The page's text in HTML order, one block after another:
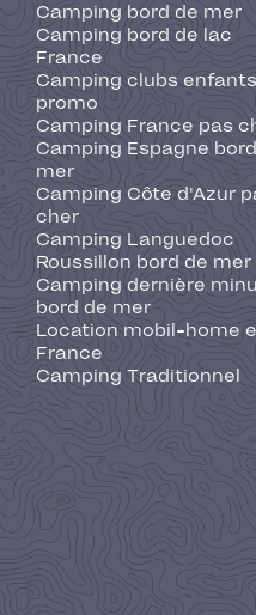
Camping bord de mer
Camping bord de lac
France
Camping clubs
promo
Camping France pas
Camping Espagne
mer
Camping Côte d'Azur
cher
Camping Languedoc
Roussillon bord de mer
Camping dernière
bord de mer
Location mobil-home
France
Camping Traditionnel